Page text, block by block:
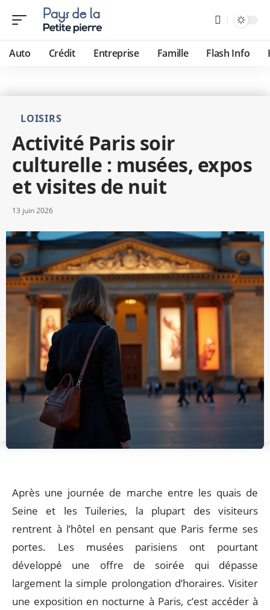
Auto Crédit Entreprise Famille Flash Info
LOISIRS
Activité Paris soir
culturelle : musées, expos
et visites de nuit
13 juin 2026
Après une journée de marche entre les quais de
Seine et les Tuileries, la plupart des visiteurs
rentrent à l’hôtel en pensant que Paris ferme ses
portes. Les musées parisiens ont pourtant
développé une offre de soirée qui dépasse
largement la simple prolongation d’horaires. Visiter
une exposition en nocturne à Paris, c’est accéder à